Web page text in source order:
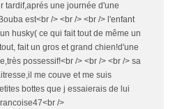
tardif,aprés une journée d'une
est<br /> <br /> <br /> l'enfant
husky( ce qui fait tout de même un
fait un gros et grand chien!d'une
possessif!<br /> <br /> <br /> sa
me couve et me suis
bottes que j essaierais de lui
/>